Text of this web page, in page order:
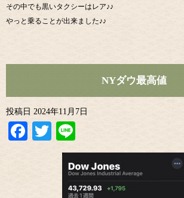
その中でも黒いタクシーはレア♪♪
やっと乗ることが出来ました♪♪
NYダウ最高値
投稿日 2024年11月7日
Facebook
Twitter